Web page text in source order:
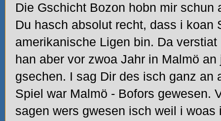
Die Gschicht Bozon hobn mir schun
Du hasch absolut recht, dass i koan
amerikanische Ligen bin. Da
han aber vor zwoa Jahr in Malmö
gsechen. I sag Dir des isch ganz an
Spiel war Malmö - Bofors gewesen.
sagen wers gwesen isch weil i woas